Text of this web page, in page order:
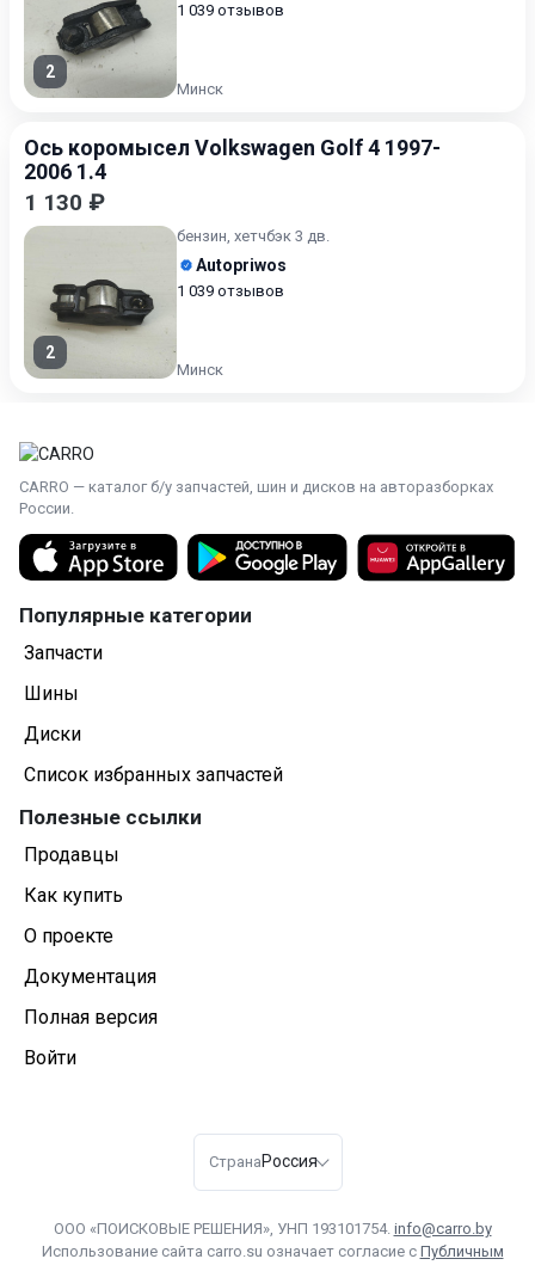
2
1 039 отзывов
Минск
Ось коромысел Volkswagen Golf 4 1997-
2006 1.4
1 130 ₽
2
бензин, хетчбэк 3 дв.
Autopriwos
1 039 отзывов
Минск
CARRO — каталог б/у запчастей, шин и дисков на авторазборках
России.
Популярные категории
Запчасти
Шины
Диски
Список избранных запчастей
Полезные ссылки
Продавцы
Как купить
О проекте
Документация
Полная версия
Войти
Страна Россия
ООО «ПОИСКОВЫЕ РЕШЕНИЯ», УНП 193101754. info@carro.by
Использование сайта carro.su означает согласие с Публичным